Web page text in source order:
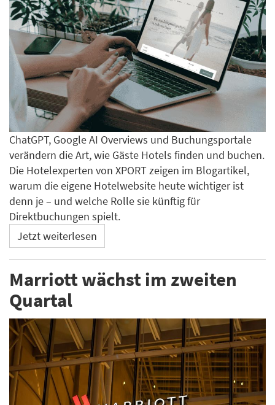
ChatGPT, Google AI Overviews und Buchungsportale
verändern die Art, wie Gäste Hotels finden und buchen.
Die Hotelexperten von XPORT zeigen im Blogartikel,
warum die eigene Hotelwebsite heute wichtiger ist
denn je – und welche Rolle sie künftig für
Direktbuchungen spielt.
Jetzt weiterlesen
Marriott wächst im zweiten
Quartal